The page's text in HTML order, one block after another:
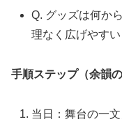
Q. グッズは何か
理なく広げやすい
手順ステップ（余韻の
当日：舞台の一文